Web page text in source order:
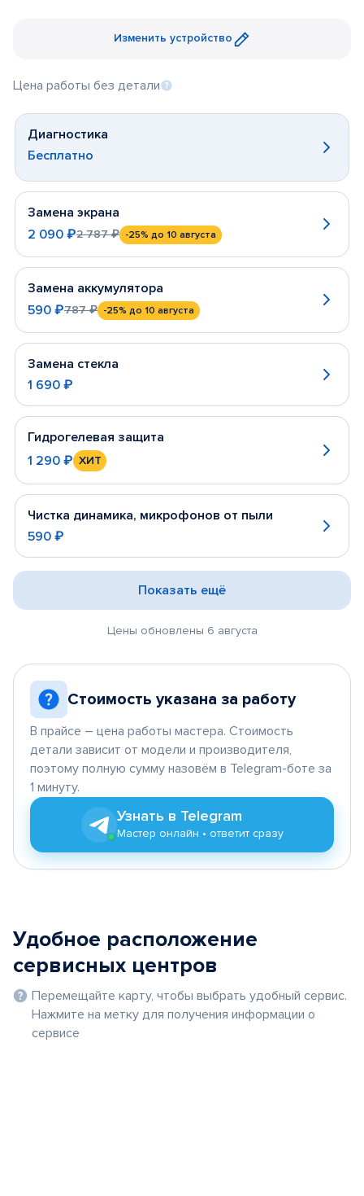
Изменить устройство
Цена работы без детали
Диагностика
Бесплатно
Замена экрана
2 090 ₽2 787 ₽ -25% до 10 августа
Замена аккумулятора
590 ₽787 ₽ -25% до 10 августа
Замена стекла
1 690 ₽
Гидрогелевая защита
1 290 ₽ ХИТ
Чистка динамика, микрофонов от пыли
590 ₽
Цены обновлены 6 августа
Показать ещё
Стоимость указана за работу
В прайсе – цена работы мастера. Стоимость
детали зависит от модели и производителя,
поэтому полную сумму назовём в Telegram-боте за
1 минуту.
Узнать в Telegram
Мастер онлайн • ответит сразу
Удобное расположение
сервисных центров
Перемещайте карту, чтобы выбрать удобный сервис.
Нажмите на метку для получения информации о
сервисе